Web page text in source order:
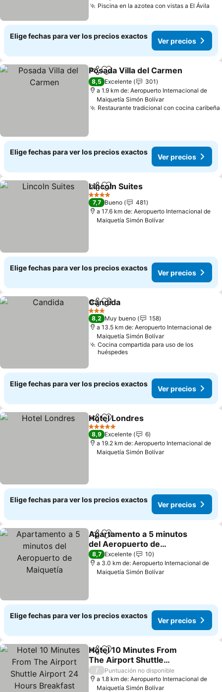
Piscina en la azotea con vistas a El Ávila
Elige fechas para ver los precios exactos
Ver precios
CompartirAgregar a favoritos
Posada Villa del Carmen
8,5 Excelente
301
a 1.9 km de: Aeropuerto Internacional de
Maiquetía Simón Bolívar
Restaurante tradicional con cocina caribeña
Elige fechas para ver los precios exactos
Ver precios
CompartirAgregar a favoritos
Lincoln Suites
4 Estrellas
7,7 Bueno
481
a 17.6 km de: Aeropuerto Internacional de
Maiquetía Simón Bolívar
Elige fechas para ver los precios exactos
Ver precios
CompartirAgregar a favoritos
Candida
3 Estrellas
8,2 Muy bueno
158
a 13.5 km de: Aeropuerto Internacional de
Maiquetía Simón Bolívar
Cocina compartida para uso de los
huéspedes
Elige fechas para ver los precios exactos
Ver precios
CompartirAgregar a favoritos
Hotel Londres
5 Estrellas
8,9 Excelente
6
a 19.2 km de: Aeropuerto Internacional de
Maiquetía Simón Bolívar
Elige fechas para ver los precios exactos
Ver precios
CompartirAgregar a favoritos
Apartamento a 5 minutos
del Aeropuerto de
Maiquetía
Ver precios
8,7 Excelente
10
a 3.0 km de: Aeropuerto Internacional de
Maiquetía Simón Bolívar
Elige fechas para ver los precios exactos
Ver precios
CompartirAgregar a favoritos
Hotel 10 Minutes From
The Airport Shuttle
Airport 24 Hours
Breakfast Included
Ver precios
/
Puntuación no disponible
a 1.8 km de: Aeropuerto Internacional de
Maiquetía Simón Bolívar